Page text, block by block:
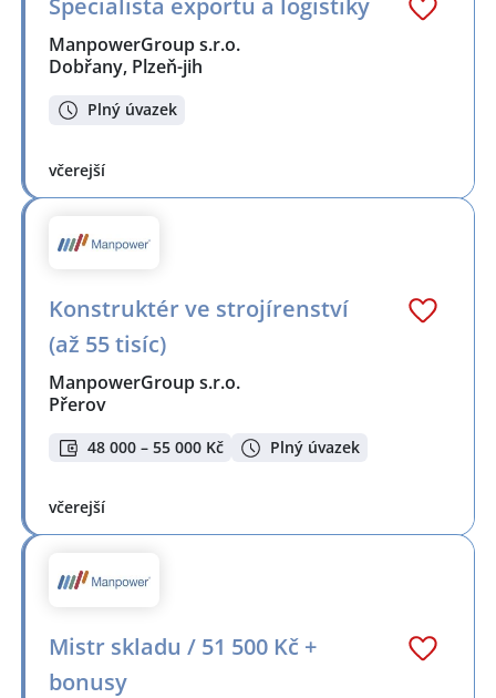
Specialista exportu a logistiky
ManpowerGroup s.r.o.
Dobřany, Plzeň-jih
Plný úvazek
včerejší
Konstruktér ve strojírenství
(až 55 tisíc)
ManpowerGroup s.r.o.
Přerov
48 000 – 55 000 Kč Plný úvazek
včerejší
Mistr skladu / 51 500 Kč +
bonusy